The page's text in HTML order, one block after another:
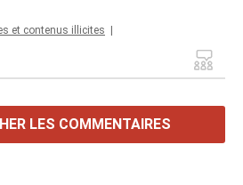
et contenus illicites |
LES COMMENTAIRES